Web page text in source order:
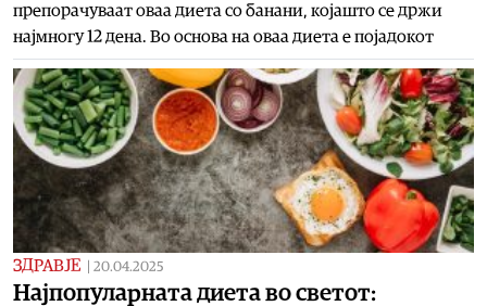
препорачуваат оваа диета со банани, којашто се држи
најмногу 12 дена. Во основа на оваа диета е појадокот
ЗДРАВЈЕ 20.04.2025
Најпопуларната диета во светот: